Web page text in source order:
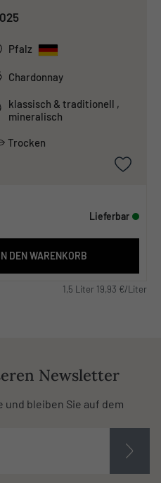
Pfalz
Chardonnay
klassisch & traditionell ,
mineralisch
Trocken
Lieferbar
DEN WARENKORB
1,5 Liter 19,93 €/Liter
Newsletter
bleiben Sie auf dem